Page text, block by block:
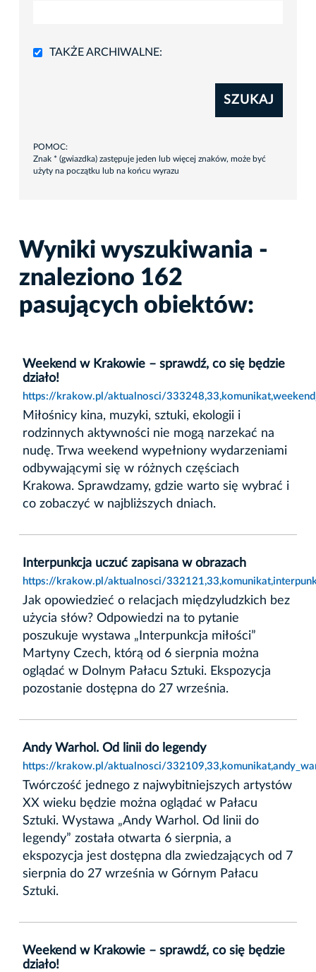
TAKŻE ARCHIWALNE:
SZUKAJ
POMOC:
Znak * (gwiazdka) zastępuje jeden lub więcej znaków, może być
użyty na początku lub na końcu wyrazu
Wyniki wyszukiwania -
znaleziono 162
pasujących obiektów:
Weekend w Krakowie – sprawdź, co się będzie
działo!
https://krakow.pl/aktualnosci/
Miłośnicy kina, muzyki, sztuki, ekologii i
rodzinnych aktywności nie mogą narzekać na
nudę. Trwa weekend wypełniony wydarzeniami
odbywającymi się w różnych częściach
Krakowa. Sprawdzamy, gdzie warto się wybrać i
co zobaczyć w najbliższych dniach.
Interpunkcja uczuć zapisana w obrazach
https://krakow.pl/aktualnosci/
Jak opowiedzieć o relacjach międzyludzkich bez
użycia słów? Odpowiedzi na to pytanie
poszukuje wystawa „Interpunkcja miłości”
Martyny Czech, którą od 6 sierpnia można
oglądać w Dolnym Pałacu Sztuki. Ekspozycja
pozostanie dostępna do 27 września.
Andy Warhol. Od linii do legendy
https://krakow.pl/aktualnosci/
Twórczość jednego z najwybitniejszych artystów
XX wieku będzie można oglądać w Pałacu
Sztuki. Wystawa „Andy Warhol. Od linii do
legendy” została otwarta 6 sierpnia, a
ekspozycja jest dostępna dla zwiedzających od 7
sierpnia do 27 września w Górnym Pałacu
Sztuki.
Weekend w Krakowie – sprawdź, co się będzie
działo!